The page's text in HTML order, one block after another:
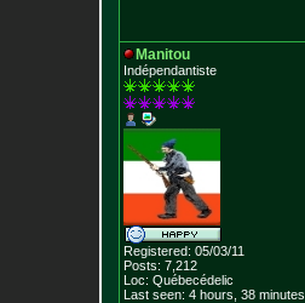
Manitou
Indépendantiste
Registered: 05/03/11
Posts: 7,212
Loc: Québecédelic
Last seen: 4 hours, 38 minutes